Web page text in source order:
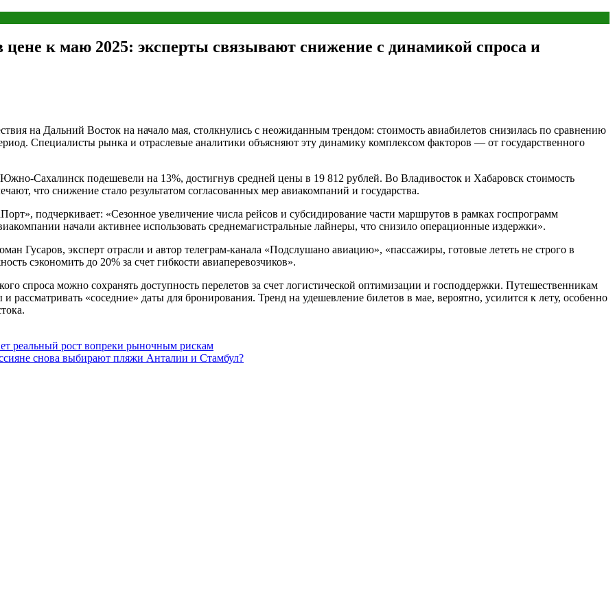
к маю 2025: эксперты связывают снижение с динамикой спроса и
на Дальний Восток на начало мая, столкнулись с неожиданным трендом: стоимость авиабилетов снизилась по сравнению
Специалисты рынка и отраслевые аналитики объясняют эту динамику комплексом факторов — от государственного
Сахалинск подешевели на 13%, достигнув средней цены в 19 812 рублей. Во Владивосток и Хабаровск стоимость
что снижение стало результатом согласованных мер авиакомпаний и государства.
подчеркивает: «Сезонное увеличение числа рейсов и субсидирование части маршрутов в рамках госпрограмм
начали активнее использовать среднемагистральные лайнеры, что снизило операционные издержки».
Гусаров, эксперт отрасли и автор телеграм-канала «Подслушано авиацию», «пассажиры, готовые лететь не строго в
сэкономить до 20% за счет гибкости авиаперевозчиков».
спроса можно сохранять доступность перелетов за счет логистической оптимизации и господдержки. Путешественникам
рассматривать «соседние» даты для бронирования. Тренд на удешевление билетов в мае, вероятно, усилится к лету, особенно
реальный рост вопреки рыночным рискам
снова выбирают пляжи Анталии и Стамбул?